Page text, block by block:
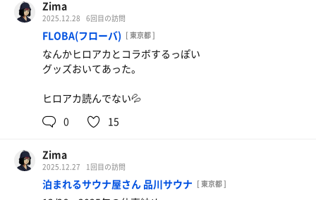
Zima
2025.12.28 6回目の訪問
FLOBA(フローバ) [ 東京都 ]
なんかヒロアカとコラボするっぽい
グッズおいてあった。
ヒロアカ読んでない💦
0
15
Zima
2025.12.27 1回目の訪問
泊まれるサウナ屋さん 品川サウナ [ 東京都 ]